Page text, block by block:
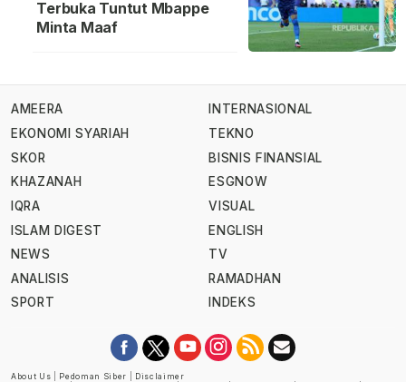
Terbuka Tuntut Mbappe
Minta Maaf
AMEERA
EKONOMI SYARIAH
SKOR
KHAZANAH
IQRA
ISLAM DIGEST
NEWS
ANALISIS
SPORT
INTERNASIONAL
TEKNO
BISNIS FINANSIAL
ESGNOW
VISUAL
ENGLISH
TV
RAMADHAN
INDEKS
About Us Pedoman Siber
Disclaimer